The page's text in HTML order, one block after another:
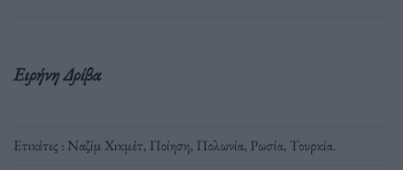
Ειρήνη Δρίβα
Ετικέτες : Ναζίμ Χικμέτ, Ποίηση, Πολωνία, Ρωσία, Τουρκία.